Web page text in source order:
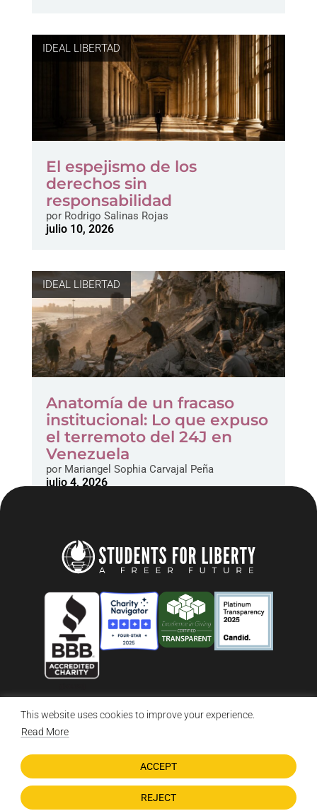
This website uses cookies to improve your experience.
Read More
REJECT
ACCEPT
IDEAL LIBERTAD
El espejismo de los
derechos sin
responsabilidad
porRodrigo Salinas Rojas
julio 10, 2026
IDEAL LIBERTAD
Anatomía de un fracaso
institucional: Lo que expuso
el terremoto del 24J en
Venezuela
porMariangel Sophia Carvajal Peña
julio 4, 2026
© 2026 Students For Liberty, All Rights Reserved
Privacy Policy
DONATE NOW